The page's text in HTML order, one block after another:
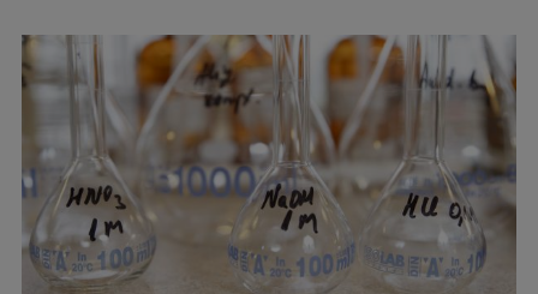
galvenā
izvēlne
Studiju iespējas
Pamatstudiju programmas
Maģistra studiju programmas
Doktorantūra
Rezidentūra